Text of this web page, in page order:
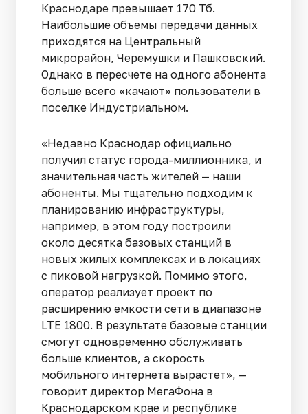
Краснодаре превышает 170 Тб.
Наибольшие объемы передачи данных
приходятся на Центральный
микрорайон, Черемушки и Пашковский.
Однако в пересчете на одного абонента
больше всего «качают» пользователи в
поселке Индустриальном.
«Недавно Краснодар официально
получил статус города-миллионника, и
значительная часть жителей — наши
абоненты. Мы тщательно подходим к
планированию инфраструктуры,
например, в этом году построили
около десятка базовых станций в
новых жилых комплексах и в локациях
с пиковой нагрузкой. Помимо этого,
оператор реализует проект по
расширению емкости сети в диапазоне
LTE 1800. В результате базовые станции
смогут одновременно обслуживать
больше клиентов, а скорость
мобильного интернета вырастет», —
говорит директор МегаФона в
Краснодарском крае и республике